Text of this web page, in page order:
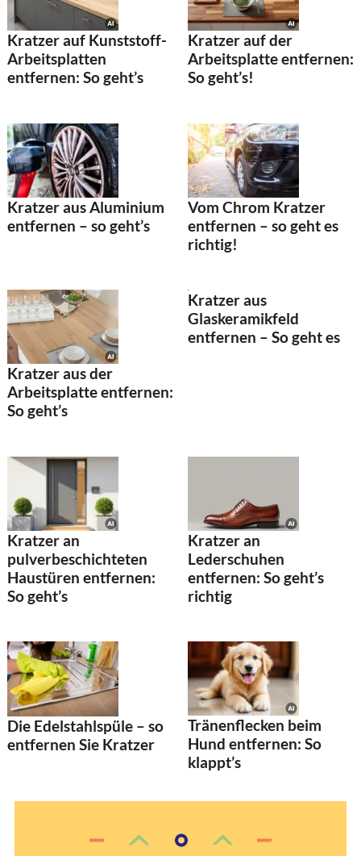
Kratzer auf Kunststoff-
Arbeitsplatten
entfernen: So geht’s
Kratzer auf der
Arbeitsplatte entfernen:
So geht’s!
Kratzer aus Aluminium
entfernen – so geht’s
Vom Chrom Kratzer
entfernen – so geht es
richtig!
Kratzer aus der
Arbeitsplatte entfernen:
So geht’s
Kratzer aus
Glaskeramikfeld
entfernen – So geht es
Kratzer an
pulverbeschichteten
Haustüren entfernen:
So geht’s
Kratzer an
Lederschuhen
entfernen: So geht’s
richtig
Die Edelstahlspüle – so
entfernen Sie Kratzer
Tränenflecken beim
Hund entfernen: So
klappt’s